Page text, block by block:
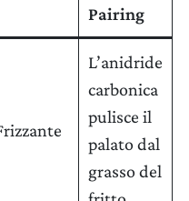
Pairing
L’anidride
carbonica
pulisce il
palato dal
grasso del